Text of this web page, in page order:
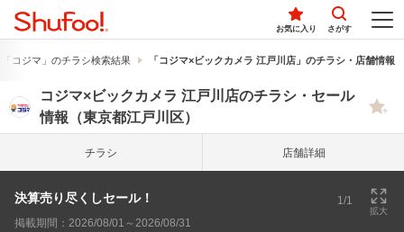
お気に入り さがす
「コジマ」のチラシ検索結果 「コジマ×ビックカメラ 江戸川店」のチラシ・店舗情報
コジマ×ビックカメラ 江戸川店のチラシ・セール
情報（東京都江戸川区）
チラシ 店舗詳細
決算売り尽くしセール！ 1/1
拡大
掲載期間：2026/08/01～2026/08/31